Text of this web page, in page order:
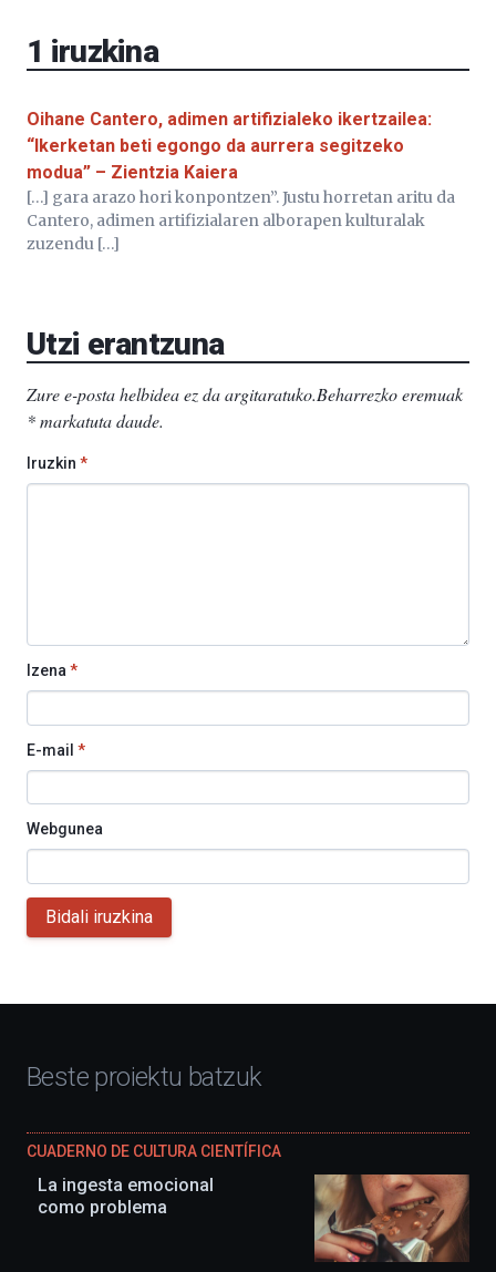
1 iruzkina
Oihane Cantero, adimen artifizialeko ikertzailea:
“Ikerketan beti egongo da aurrera segitzeko
modua” – Zientzia Kaiera
[…] gara arazo hori konpontzen”. Justu horretan aritu da
Cantero, adimen artifizialaren alborapen kulturalak
zuzendu […]
Utzi erantzuna
Zure e-posta helbidea ez da argitaratuko.Beharrezko eremuak
*markatuta daude.
Iruzkin *
Izena*
E-mail *
Webgunea
Bidali iruzkina
Beste proiektu batzuk
CUADERNO DE CULTURA CIENTÍFICA
La ingesta emocional
como problema